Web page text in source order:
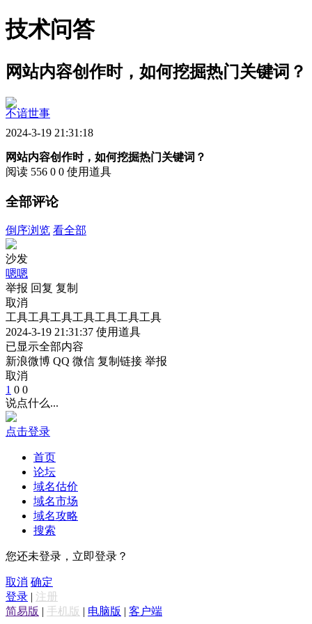
技术问答
网站内容创作时，如何挖掘热门关键词？
不谙世事
2024-3-19 21:31:18
网站内容创作时，如何挖掘热门关键词？
阅读 556 0 0 使用道具
全部评论
倒序浏览 看全部
沙发
嗯嗯
举报 回复 复制
取消
工具工具工具工具工具工具工具
2024-3-19 21:31:37 使用道具
已显示全部内容
新浪微博 QQ 微信 复制链接 举报
取消
1 0 0
说点什么...
点击登录
首页
论坛
域名估价
域名市场
域名攻略
搜索
您还未登录，立即登录？
取消 确定
登录 | 注册
简易版 | 手机版 | 电脑版 | 客户端